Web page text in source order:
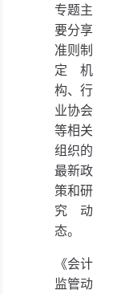
专题主
要分享
准则制
定机
构、行
业协会
等相关
组织的
最新政
策和研
究动
态。
《会计
监管动